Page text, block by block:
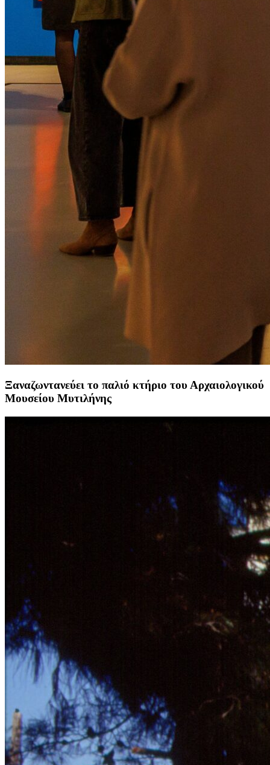
Ξαναζωντανεύει το παλιό κτήριο του Αρχαιολογικού
Μουσείου Μυτιλήνης